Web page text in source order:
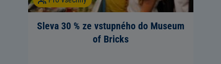
Sleva 30 % ze vstupného do Museum
of Bricks